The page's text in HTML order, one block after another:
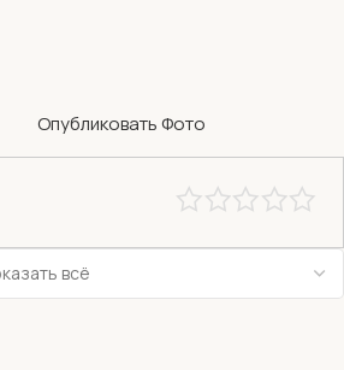
Опубликовать Фото